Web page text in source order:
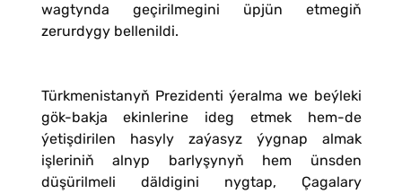
wagtynda geçirilmegini üpjün etmegiň
zerurdygy bellenildi.
Türkmenistanyň Prezidenti ýeralma we beýleki
gök-bakja ekinlerine ideg etmek hem-de
ýetişdirilen hasyly zaýasyz ýygnap almak
işleriniň alnyp barlyşynyň hem ünsden
düşürilmeli däldigini nygtap, Çagalary